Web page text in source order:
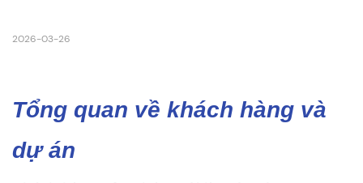
2026-03-26
Tổng quan về khách hàng và
dự án